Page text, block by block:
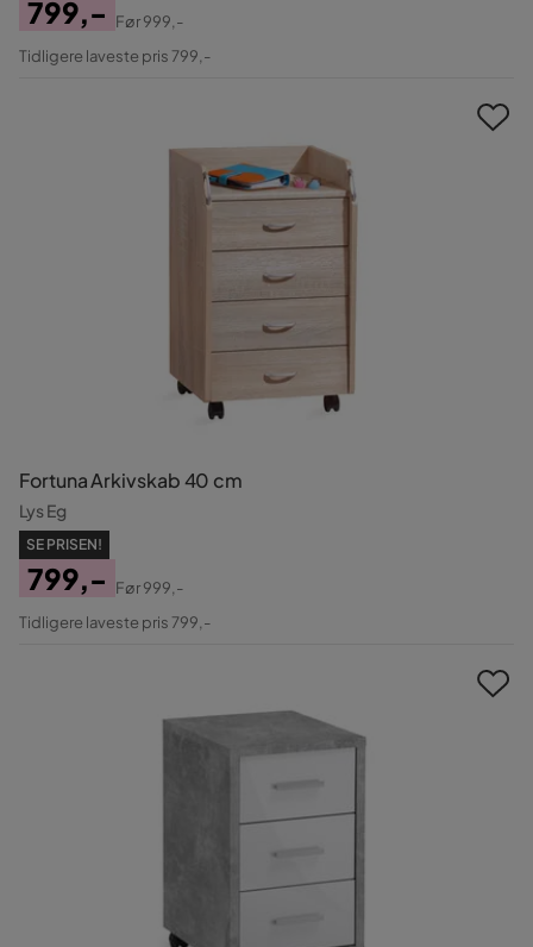
Pris
799,-
Original
Før999,-
Tidligere laveste pris 799,-
Fortuna Arkivskab 40 cm
Lys Eg
SE PRISEN!
Pris
799,-
Original
Før999,-
Tidligere laveste pris 799,-